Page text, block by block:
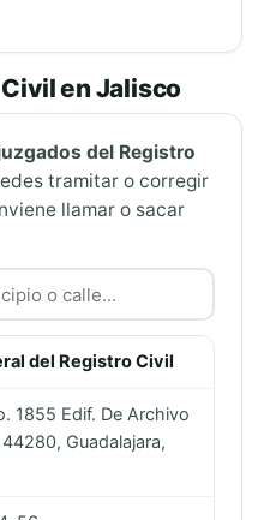
en Jalisco
del Registro
tramitar o corregir
llamar o sacar
del Registro Civil
1855 Edif. De Archivo
Guadalajara,